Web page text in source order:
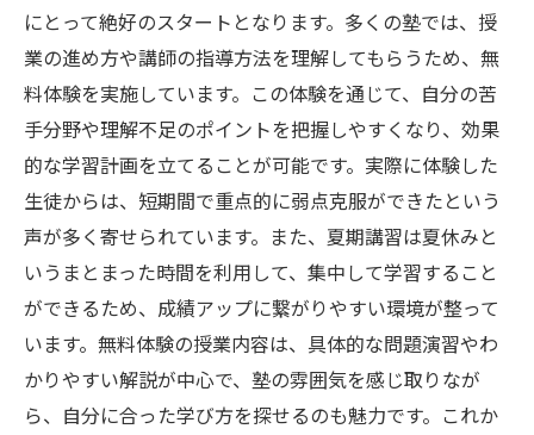
なぜ夏期講習の無料体験が成績アップに繋がる
のか？成功へのカギを徹底解説
今すぐ無料体験を活用しよう！夏期講習で成績
向上を実現する最適な方法
にとって絶好のスタートとなります。多くの塾では、授
業の進め方や講師の指導方法を理解してもらうため、無
料体験を実施しています。この体験を通じて、自分の苦
手分野や理解不足のポイントを把握しやすくなり、効果
的な学習計画を立てることが可能です。実際に体験した
生徒からは、短期間で重点的に弱点克服ができたという
声が多く寄せられています。また、夏期講習は夏休みと
いうまとまった時間を利用して、集中して学習すること
ができるため、成績アップに繋がりやすい環境が整って
います。無料体験の授業内容は、具体的な問題演習やわ
かりやすい解説が中心で、塾の雰囲気を感じ取りなが
ら、自分に合った学び方を探せるのも魅力です。これか